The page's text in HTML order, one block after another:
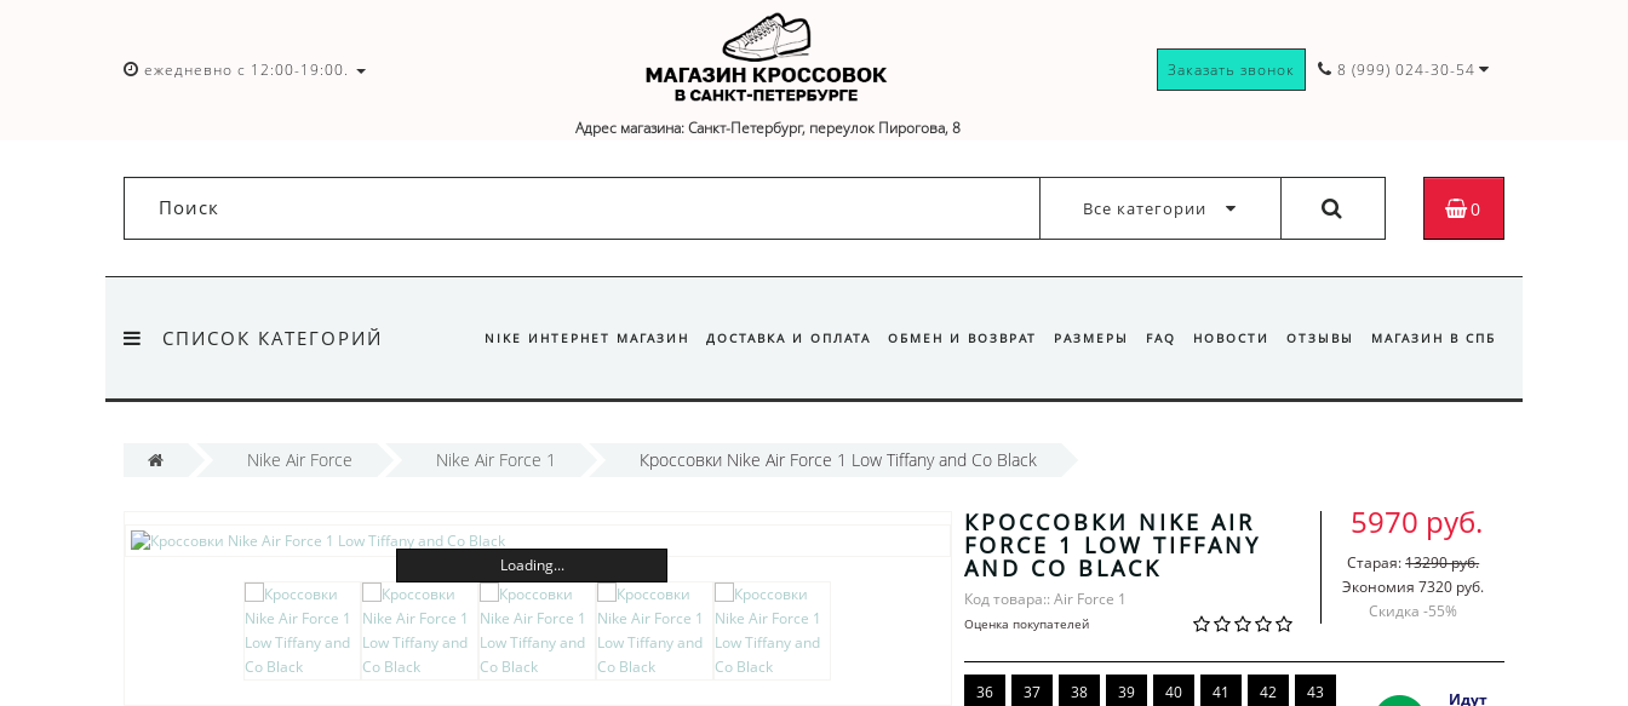
ежедневно с 12:00-19:00.
Адрес магазина: Санкт-Петербург, переулок Пирогова, 8
Заказать звонок 8 (999) 024-30-54
Все категории 0
СПИСОК КАТЕГОРИЙ NIKE ИНТЕРНЕТ МАГАЗИН ДОСТАВКА И ОПЛАТА ОБМЕН И ВОЗВРАТ РАЗМЕРЫ FAQ НОВОСТИ ОТЗЫВЫ МАГАЗИН В СПБ
Nike Air Force Nike Air Force 1 Кроссовки Nike Air Force 1 Low Tiffany and Co Black
Loading...
КРОССОВКИ NIKE AIR
FORCE 1 LOW TIFFANY
AND CO BLACK
Код товара:: Air Force 1
Оценка покупателей
5970 руб.
Старая:13290 руб.
Экономия 7320 руб.
Скидка -55%
36 37 38 39 40 41 42 43
Идут